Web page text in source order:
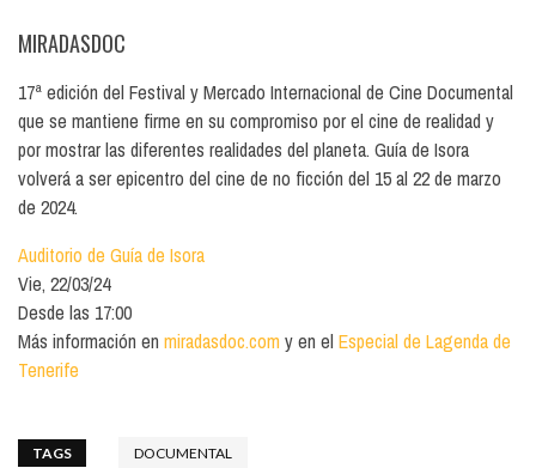
MIRADASDOC
17ª edición del Festival y Mercado Internacional de Cine Documental
que se mantiene firme en su compromiso por el cine de realidad y
por mostrar las diferentes realidades del planeta. Guía de Isora
volverá a ser epicentro del cine de no ficción del 15 al 22 de marzo
de 2024.
Auditorio de Guía de Isora
Vie, 22/03/24
Desde las 17:00
Más información en miradasdoc.com y en el Especial de Lagenda de
Tenerife
TAGS DOCUMENTAL